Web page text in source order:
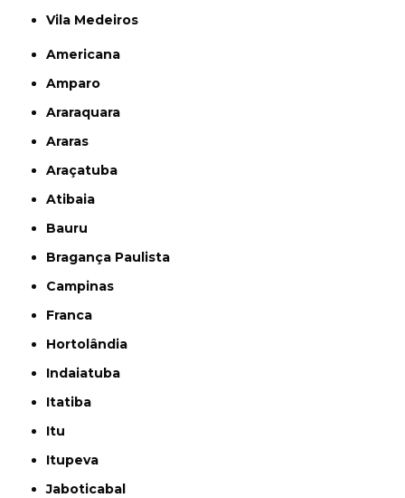
Vila Medeiros
Americana
Amparo
Araraquara
Araras
Araçatuba
Atibaia
Bauru
Bragança Paulista
Campinas
Franca
Hortolândia
Indaiatuba
Itatiba
Itu
Itupeva
Jaboticabal